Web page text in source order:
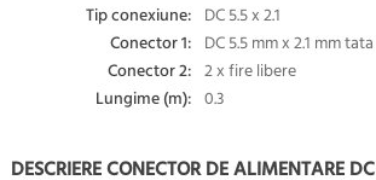
Tip conexiune: DC 5.5 x 2.1
Conector 1: DC 5.5 mm x 2.1 mm tata
Conector 2: 2 x fire libere
Lungime (m): 0.3
DESCRIERE CONECTOR DE ALIMENTARE DC